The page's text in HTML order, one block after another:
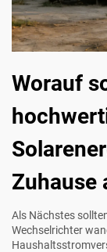
Worauf
Zuhause
Als Nächstes
Wechselrichter